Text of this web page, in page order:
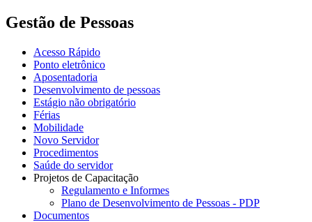
Gestão de Pessoas
Acesso Rápido
Ponto eletrônico
Aposentadoria
Desenvolvimento de pessoas
Estágio não obrigatório
Férias
Mobilidade
Novo Servidor
Procedimentos
Saúde do servidor
Projetos de Capacitação
Regulamento e Informes
Plano de Desenvolvimento de Pessoas - PDP
Documentos